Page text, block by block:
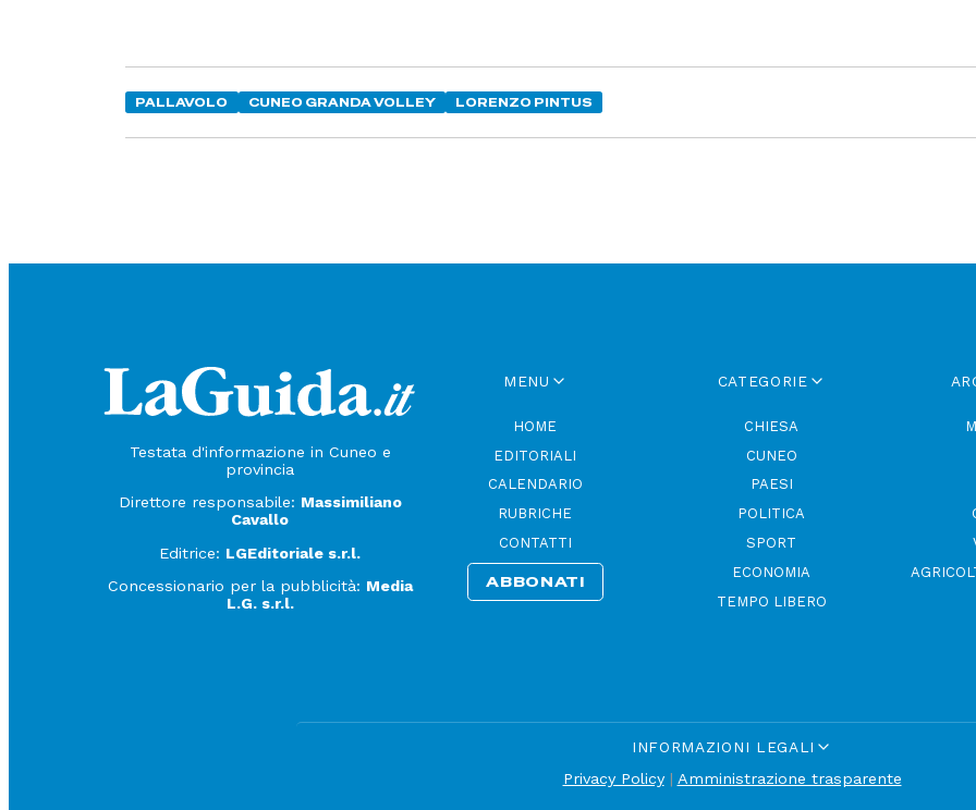
PALLAVOLO CUNEO GRANDA VOLLEY LORENZO PINTUS
Testata d'informazione in Cuneo e
provincia
Direttore responsabile: Massimiliano
Cavallo
Editrice: LGEditoriale s.r.l.
Concessionario per la pubblicità: Media
L.G. s.r.l.
MENU
HOME
EDITORIALI
CALENDARIO
RUBRICHE
CONTATTI
ABBONATI
CATEGORIE
CHIESA
CUNEO
PAESI
POLITICA
SPORT
ECONOMIA
TEMPO LIBERO
INFORMAZIONI LEGALI
Privacy Policy| Amministrazione trasparente